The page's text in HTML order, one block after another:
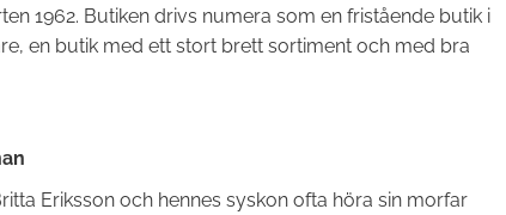
1962. Butiken drivs numera som en fristående butik i
en butik med ett stort brett sortiment och med bra
Eriksson och hennes syskon ofta höra sin morfar